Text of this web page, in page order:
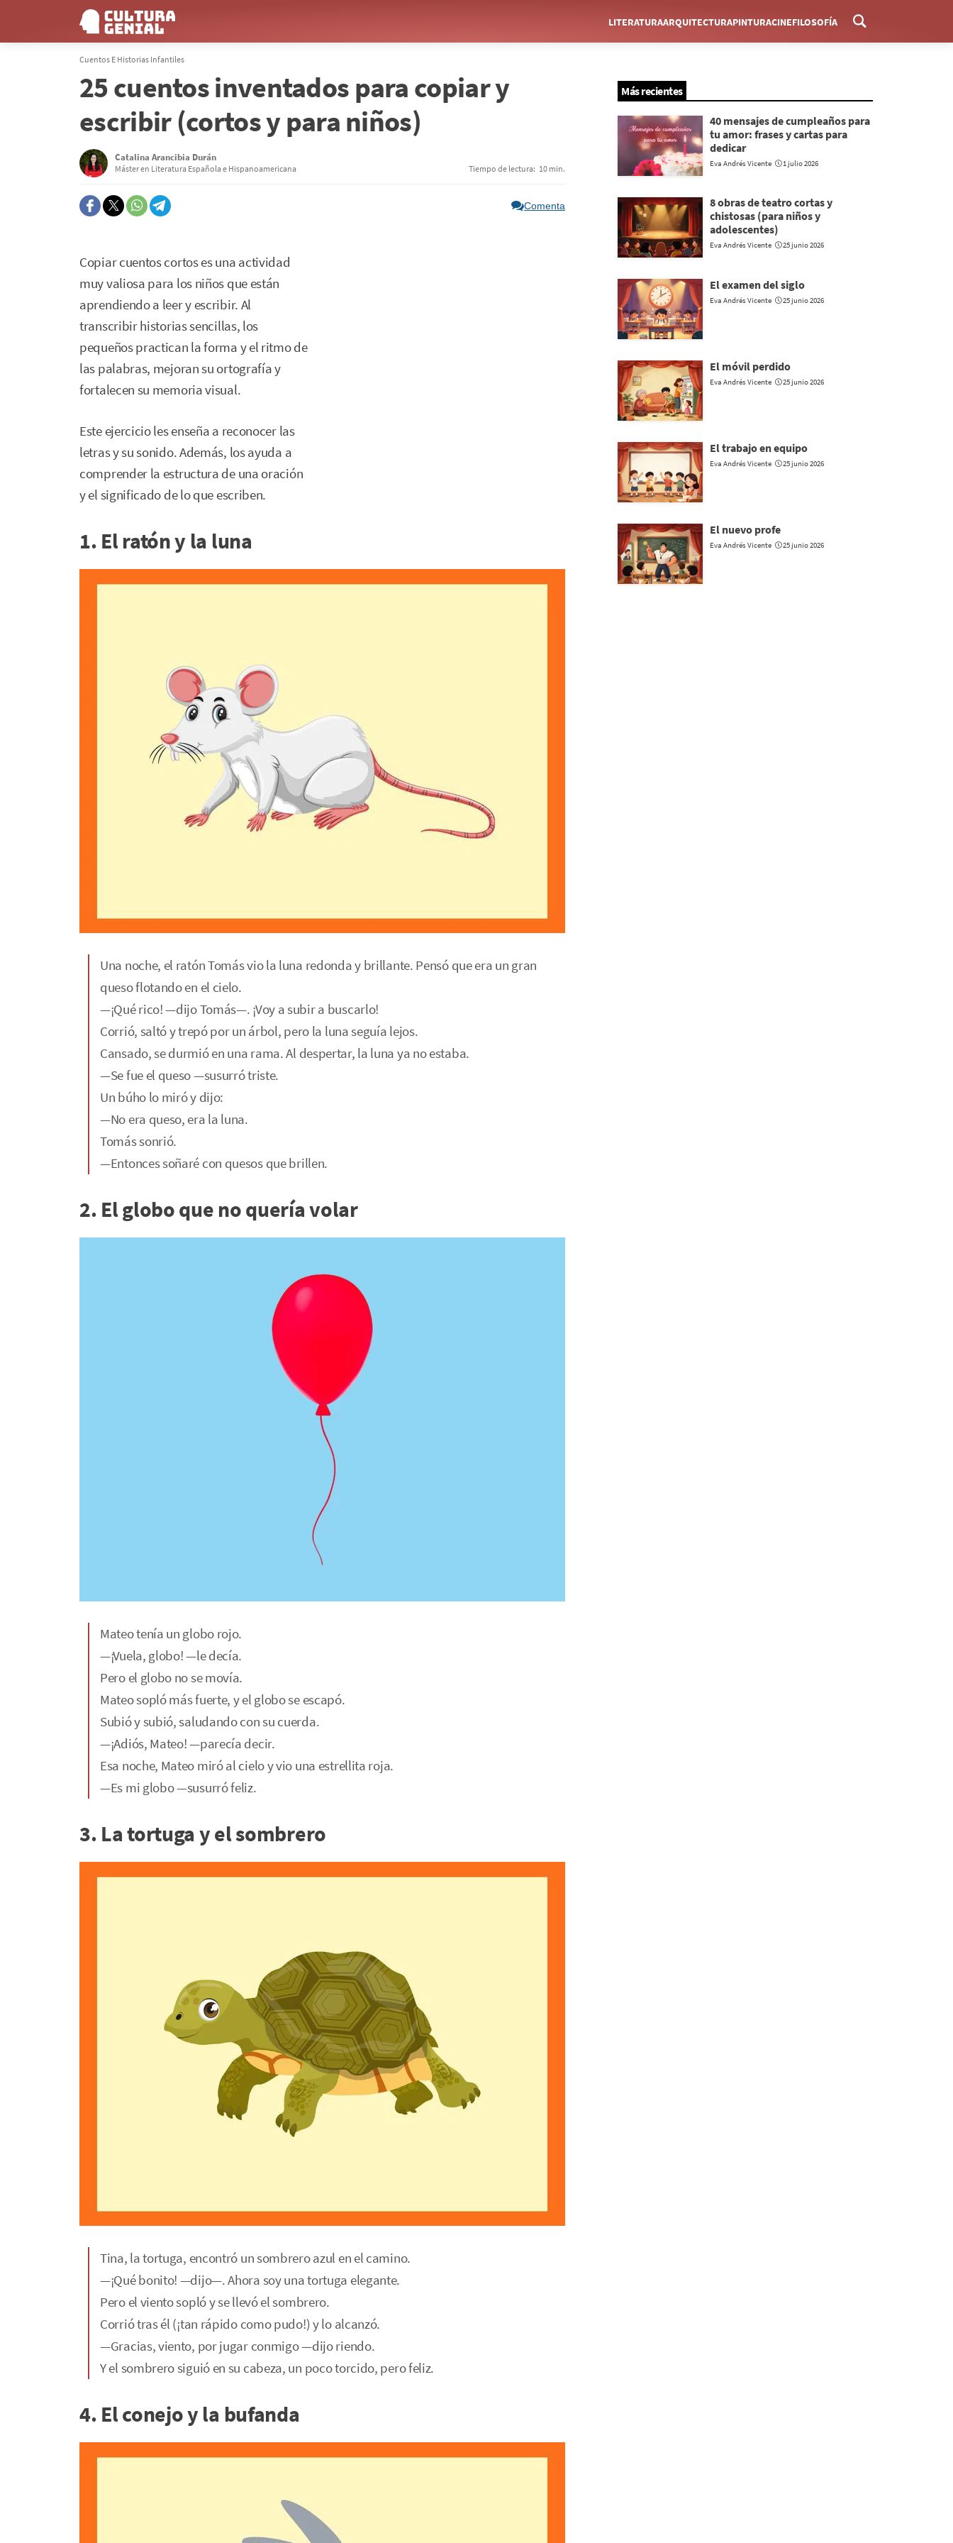
Menú
LITERATURAARQUITECTURAPINTURACINEFILOSOFÍA
Cuentos E Historias Infantiles
25 cuentos inventados para copiar y
escribir (cortos y para niños)
Catalina Arancibia Durán
Máster en Literatura Española e Hispanoamericana Tiempo de lectura: 10 min.
Comenta
Copiar cuentos cortos es una actividad
muy valiosa para los niños que están
aprendiendo a leer y escribir. Al
transcribir historias sencillas, los
pequeños practican la forma y el ritmo de
las palabras, mejoran su ortografía y
fortalecen su memoria visual.
Este ejercicio les enseña a reconocer las
letras y su sonido. Además, los ayuda a
comprender la estructura de una oración
y el significado de lo que escriben.
1. El ratón y la luna
Una noche, el ratón Tomás vio la luna redonda y brillante. Pensó que era un gran
queso flotando en el cielo.
—¡Qué rico! —dijo Tomás—. ¡Voy a subir a buscarlo!
Corrió, saltó y trepó por un árbol, pero la luna seguía lejos.
Cansado, se durmió en una rama. Al despertar, la luna ya no estaba.
—Se fue el queso —susurró triste.
Un búho lo miró y dijo:
—No era queso, era la luna.
Tomás sonrió.
—Entonces soñaré con quesos que brillen.
2. El globo que no quería volar
Mateo tenía un globo rojo.
—¡Vuela, globo! —le decía.
Pero el globo no se movía.
Mateo sopló más fuerte, y el globo se escapó.
Subió y subió, saludando con su cuerda.
—¡Adiós, Mateo! —parecía decir.
Esa noche, Mateo miró al cielo y vio una estrellita roja.
—Es mi globo —susurró feliz.
3. La tortuga y el sombrero
Tina, la tortuga, encontró un sombrero azul en el camino.
—¡Qué bonito! —dijo—. Ahora soy una tortuga elegante.
Pero el viento sopló y se llevó el sombrero.
Corrió tras él (¡tan rápido como pudo!) y lo alcanzó.
—Gracias, viento, por jugar conmigo —dijo riendo.
Y el sombrero siguió en su cabeza, un poco torcido, pero feliz.
4. El conejo y la bufanda
Más recientes
40 mensajes de cumpleaños para
tu amor: frases y cartas para
dedicar
Eva Andrés Vicente 1 julio 2026
8 obras de teatro cortas y
chistosas (para niños y
adolescentes)
Eva Andrés Vicente 25 junio 2026
El examen del siglo
Eva Andrés Vicente 25 junio 2026
El móvil perdido
Eva Andrés Vicente 25 junio 2026
El trabajo en equipo
Eva Andrés Vicente 25 junio 2026
El nuevo profe
Eva Andrés Vicente 25 junio 2026